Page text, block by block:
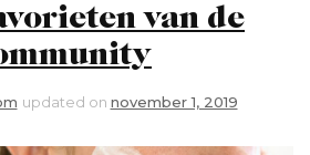
van de
updated on november 1, 2019